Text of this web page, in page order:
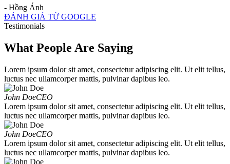
- Hồng Ánh
ĐÁNH GIÁ TỪ GOOGLE
Testimonials
What People Are Saying
Lorem ipsum dolor sit amet, consectetur adipiscing elit. Ut elit tellus,
luctus nec ullamcorper mattis, pulvinar dapibus leo.
John DoeCEO
Lorem ipsum dolor sit amet, consectetur adipiscing elit. Ut elit tellus,
luctus nec ullamcorper mattis, pulvinar dapibus leo.
John DoeCEO
Lorem ipsum dolor sit amet, consectetur adipiscing elit. Ut elit tellus,
luctus nec ullamcorper mattis, pulvinar dapibus leo.